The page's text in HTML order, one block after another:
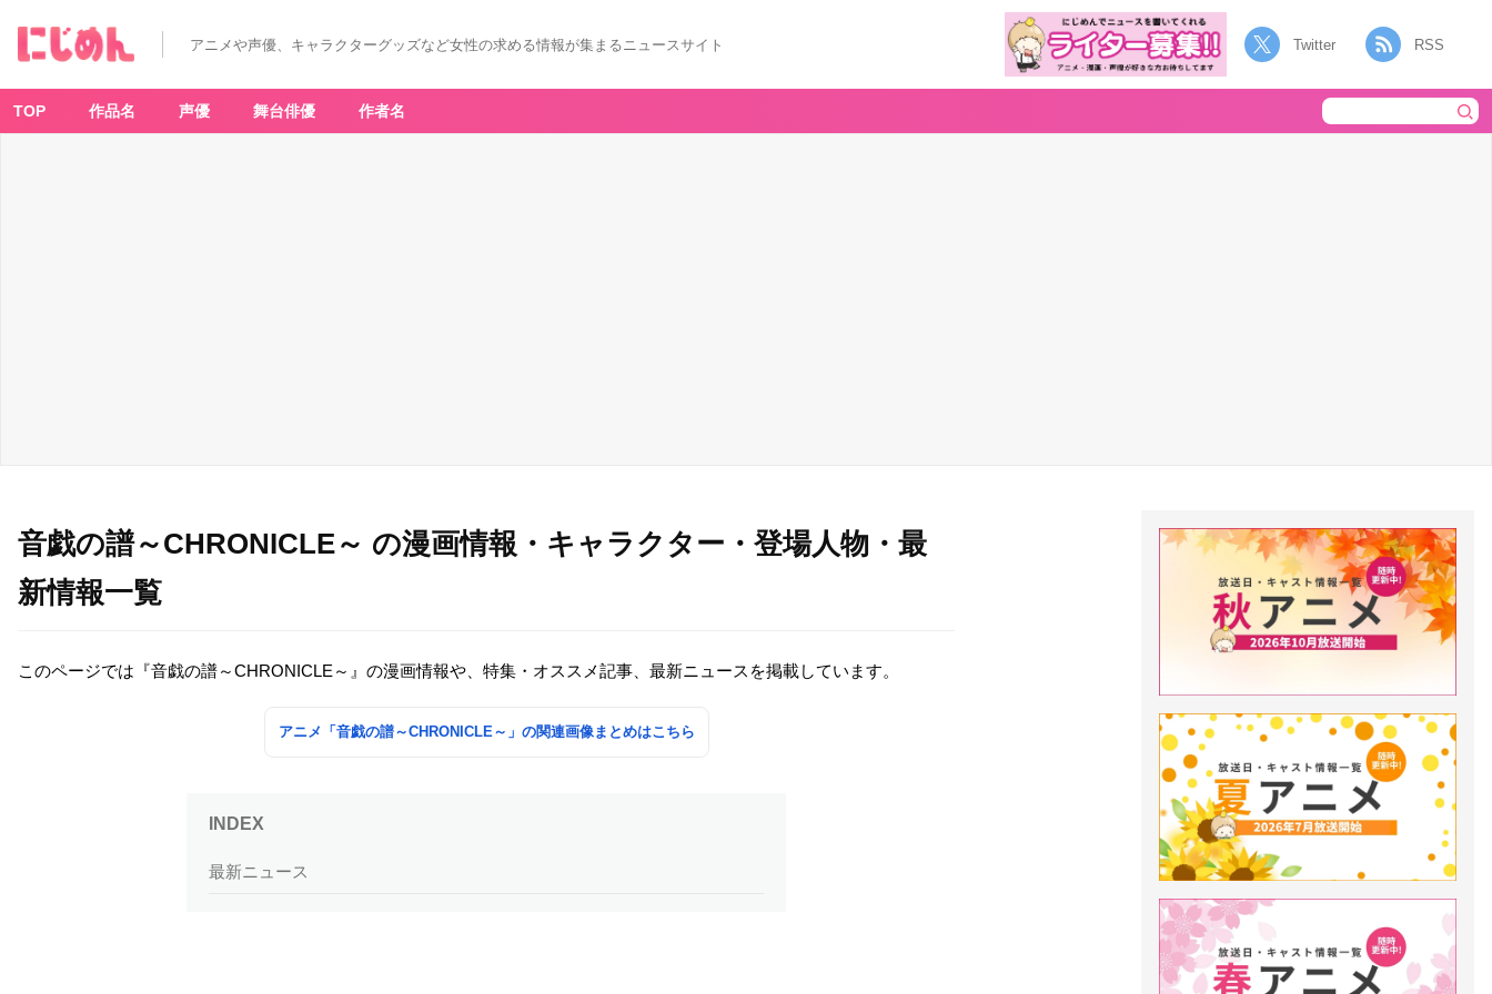
アニメや声優、キャラクターグッズなど女性の求める情報が集まるニュースサイト Twitter RSS
TOP 作品名 声優 舞台俳優 作者名
音戯の譜～CHRONICLE～ の漫画情報・キャラクター・登場人物・最
新情報一覧
このページでは『音戯の譜～CHRONICLE～』の漫画情報や、特集・オススメ記事、最新ニュースを掲載しています。
アニメ「音戯の譜～CHRONICLE～」の関連画像まとめはこちら
最新ニュース